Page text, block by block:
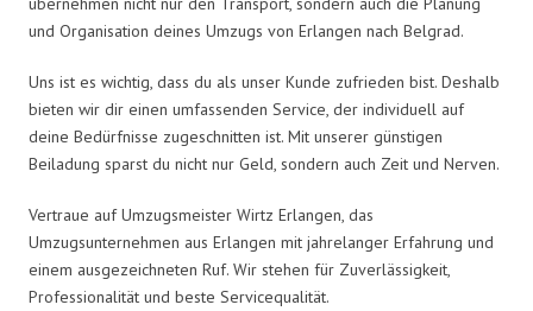
und Organisation deines Umzugs von Erlangen nach Belgrad.
Uns ist es wichtig, dass du als unser Kunde zufrieden bist. Deshalb
bieten wir dir einen umfassenden Service, der individuell auf
deine Bedürfnisse zugeschnitten ist. Mit unserer günstigen
Beiladung sparst du nicht nur Geld, sondern auch Zeit und Nerven.
Vertraue auf Umzugsmeister Wirtz Erlangen, das
Umzugsunternehmen aus Erlangen mit jahrelanger Erfahrung und
einem ausgezeichneten Ruf. Wir stehen für Zuverlässigkeit,
Professionalität und beste Servicequalität.